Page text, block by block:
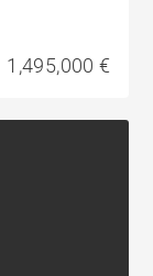
1,495,000 €